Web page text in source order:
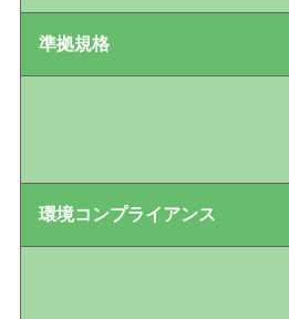
準拠規格
環境コンプライアンス